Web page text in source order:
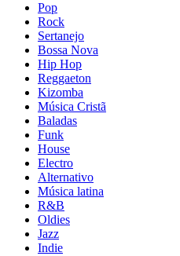
Pop
Rock
Sertanejo
Bossa Nova
Hip Hop
Reggaeton
Kizomba
Música Cristã
Baladas
Funk
House
Electro
Alternativo
Música latina
R&B
Oldies
Jazz
Indie